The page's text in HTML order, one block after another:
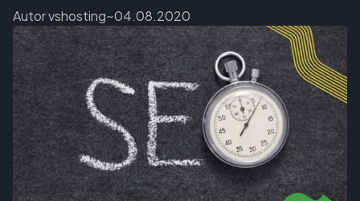
Autorvshosting~04.08.2020